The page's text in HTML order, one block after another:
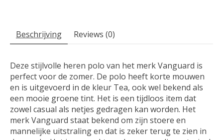
Beschrijving Reviews (0)
Deze stijlvolle heren polo van het merk Vanguard is
perfect voor de zomer. De polo heeft korte mouwen
en is uitgevoerd in de kleur Tea, ook wel bekend als
een mooie groene tint. Het is een tijdloos item dat
zowel casual als netjes gedragen kan worden. Het
merk Vanguard staat bekend om zijn stoere en
mannelijke uitstraling en dat is zeker terug te zien in